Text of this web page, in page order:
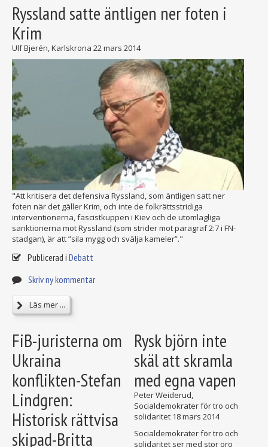
Ryssland satte äntligen ner foten i
Krim
Ulf Bjerén, Karlskrona 22 mars 2014
"Att kritisera det defensiva Ryssland, som äntligen satt ner
foten när det gäller Krim, och inte de folkrättsstridiga
interventionerna, fascistkuppen i Kiev och de utomlagliga
sanktionerna mot Ryssland (som strider mot paragraf 2:7 i FN-
stadgan), är att ”sila mygg och svälja kameler”."
Publicerad i Debatt
Skriv ny kommentar
Läs mer ...
FiB-juristerna om
Ukraina
konflikten-Stefan
Lindgren:
Historisk rättvisa
skipad-Britta
Rysk björn inte
skäl att skramla
med egna vapen
Peter Weiderud,
Socialdemokrater för tro och
solidaritet 18 mars 2014
Socialdemokrater för tro och
solidaritet ser med stor oro